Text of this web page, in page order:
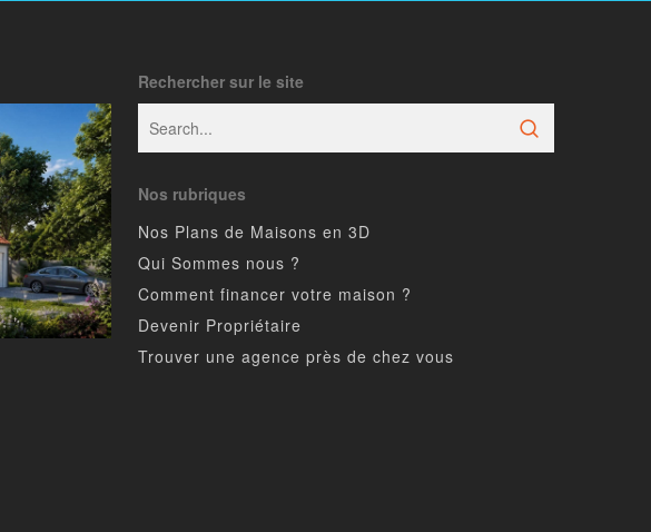
Rechercher sur le site
Nos rubriques
Nos Plans de Maisons en 3D
Qui Sommes nous ?
Comment financer votre maison ?
Devenir Propriétaire
Trouver une agence près de chez vous